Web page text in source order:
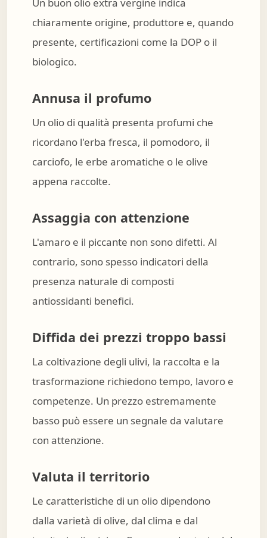
Un buon olio extra vergine indica
chiaramente origine, produttore e, quando
presente, certificazioni come la DOP o il
biologico.
Annusa il profumo
Un olio di qualità presenta profumi che
ricordano l'erba fresca, il pomodoro, il
carciofo, le erbe aromatiche o le olive
appena raccolte.
Assaggia con attenzione
L'amaro e il piccante non sono difetti. Al
contrario, sono spesso indicatori della
presenza naturale di composti
antiossidanti benefici.
Diffida dei prezzi troppo bassi
La coltivazione degli ulivi, la raccolta e la
trasformazione richiedono tempo, lavoro e
competenze. Un prezzo estremamente
basso può essere un segnale da valutare
con attenzione.
Valuta il territorio
Le caratteristiche di un olio dipendono
dalla varietà di olive, dal clima e dal